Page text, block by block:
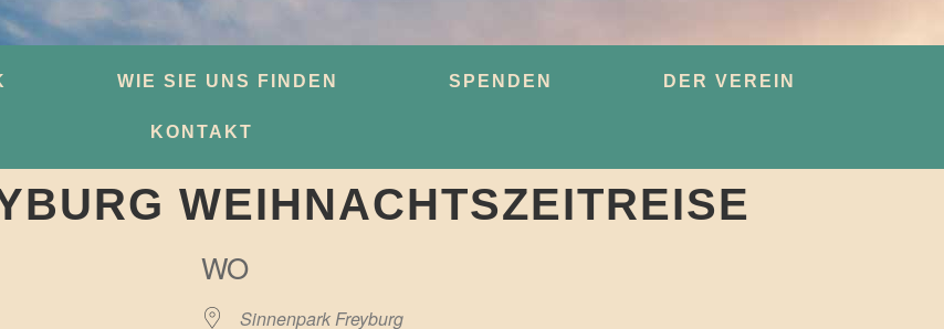
WIE SIE UNS FINDEN SPENDEN DER VEREIN
KONTAKT
WEIHNACHTSZEITREISE
WO
Sinnenpark Freyburg